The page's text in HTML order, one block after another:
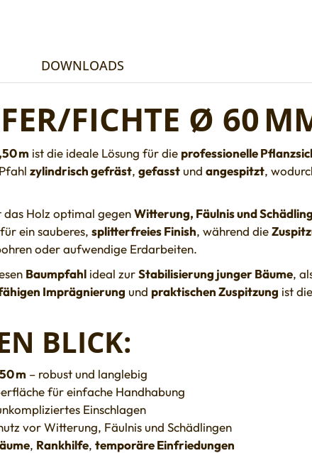
DOWNLOADS
FICHTE Ø 60
m ist die ideale Lösung für die professionelle
zylindrisch gefräst, gefasst und angespitzt,
Holz optimal gegenWitterung, Fäulnis und
ein sauberes, splitterfreies Finish, während die
oder aufwendige Erdarbeiten.
Baumpfahl ideal zurStabilisierung junger Bäume,
Imprägnierung und praktischen Zuspitzung ist
BLICK:
m – robust und langlebig
für einfache Handhabung
Einschlagen
vor Witterung, Fäulnis und Schädlingen
, Rankhilfe, temporäre Einfriedungen